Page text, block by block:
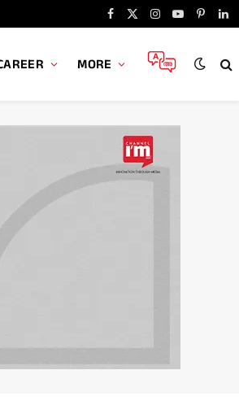
Facebook
X
Instagram
YouTube
MORE